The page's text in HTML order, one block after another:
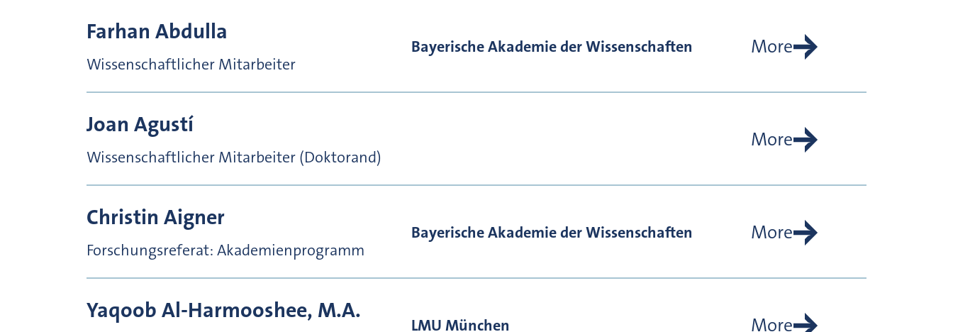
Farhan Abdulla
Wissenschaftlicher Mitarbeiter
Bayerische Akademie der Wissenschaften More
Joan Agustí
Wissenschaftlicher Mitarbeiter (Doktorand)
More
Christin Aigner
Forschungsreferat: Akademienprogramm
Bayerische Akademie der Wissenschaften More
Yaqoob Al-Harmooshee, M.A.
LMU München More